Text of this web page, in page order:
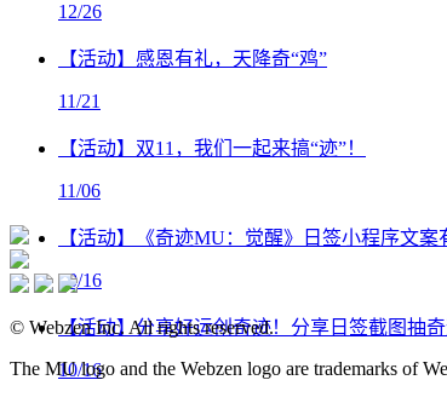
12/26
【活动】感恩有礼，天降奇“鸡”
11/21
【活动】双11，我们一起来搞“迹”！
11/06
【活动】《奇迹MU：觉醒》日签小程序文案
10/16
【活动】分享好运创奇迹！分享日签截图抽
10/16
© Webzen Inc. All rights reserved.
The MU logo and the Webzen logo are trademarks of